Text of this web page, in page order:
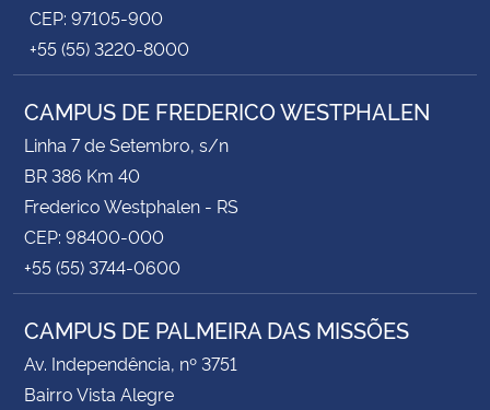
CEP: 97105-900
+55 (55) 3220-8000
CAMPUS DE FREDERICO WESTPHALEN
Linha 7 de Setembro, s/n
BR 386 Km 40
Frederico Westphalen - RS
CEP: 98400-000
+55 (55) 3744-0600
CAMPUS DE PALMEIRA DAS MISSÕES
Av. Independência, nº 3751
Bairro Vista Alegre